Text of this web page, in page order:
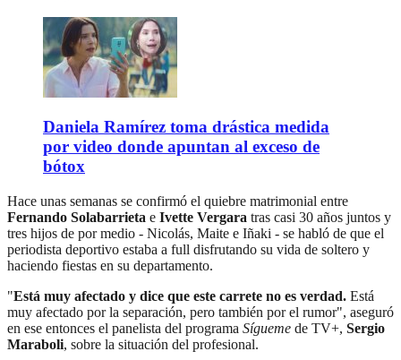
Daniela Ramírez toma drástica medida
por video donde apuntan al exceso de
bótox
Hace unas semanas se confirmó el quiebre matrimonial entre
Fernando Solabarrieta e Ivette Vergara tras casi 30 años juntos y
tres hijos de por medio - Nicolás, Maite e Iñaki - se habló de que el
periodista deportivo estaba a full disfrutando su vida de soltero y
haciendo fiestas en su departamento.
"Está muy afectado y dice que este carrete no es verdad. Está
muy afectado por la separación, pero también por el rumor", aseguró
en ese entonces el panelista del programa Sígueme de TV+, Sergio
Maraboli, sobre la situación del profesional.